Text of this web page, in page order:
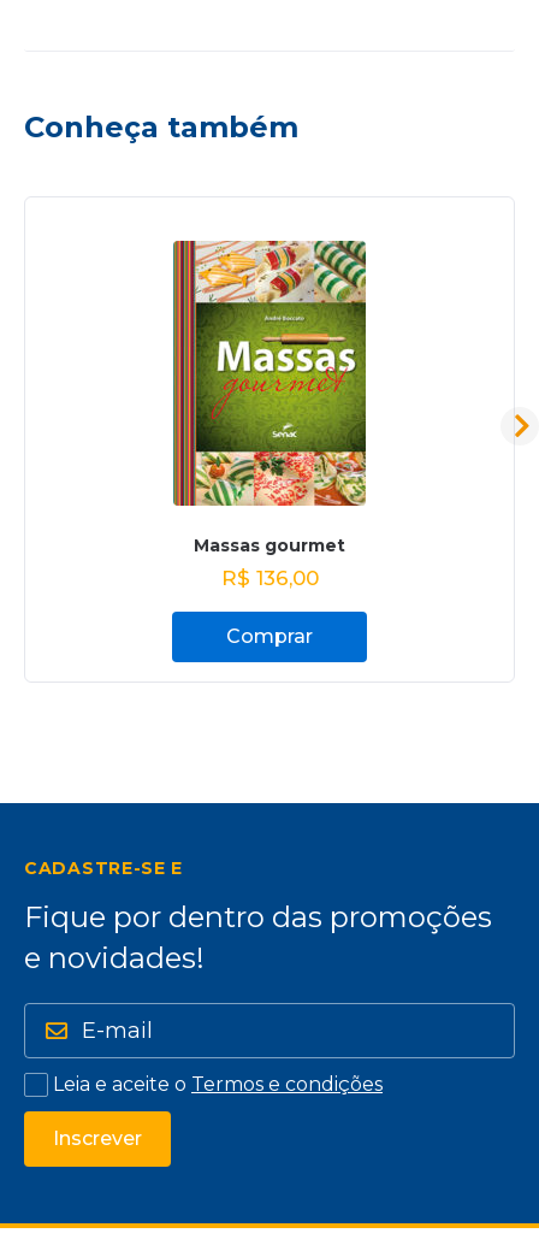
Conheça também
Massas gourmet
R$ 136,00
Comprar
CADASTRE-SE E
Fique por dentro das promoções
e novidades!
Leia e aceite o Termos e condições
Inscrever